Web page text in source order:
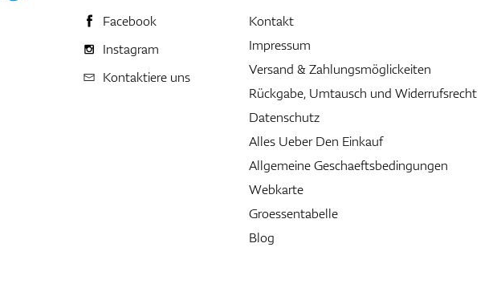
Facebook
Instagram
Kontaktiere uns
Kontakt
Impressum
Versand & Zahlungsmöglickeiten
Rückgabe, Umtausch und Widerrufsrecht
Datenschutz
Alles Ueber Den Einkauf
Allgemeine Geschaeftsbedingungen
Webkarte
Groessentabelle
Blog